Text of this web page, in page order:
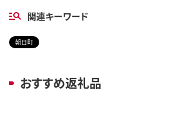
関連キーワード
朝日町
おすすめ返礼品